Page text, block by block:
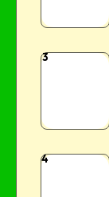
3
4